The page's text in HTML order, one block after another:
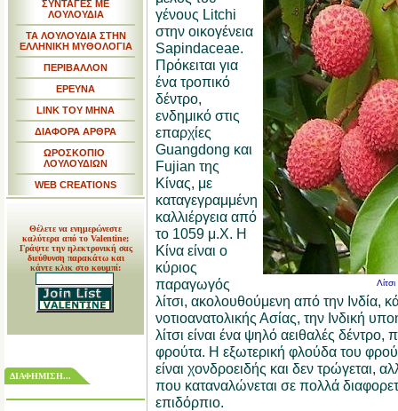
ΣΥΝΤΑΓΕΣ ΜΕ
ΛΟΥΛΟΥΔΙΑ
ΤΑ ΛΟΥΛΟΥΔΙΑ ΣΤΗΝ
ΕΛΛΗΝΙΚΗ ΜΥΘΟΛΟΓΙΑ
ΠΕΡΙΒΑΛΛΟΝ
ΕΡΕΥΝΑ
LINK TOY MHNA
ΔΙΑΦΟΡΑ ΑΡΘΡΑ
ΩΡΟΣΚΟΠΙΟ
ΛΟΥΛΟΥΔΙΩΝ
WEB CREATIONS
Θέλετε να ενημερώνεστε
καλύτερα από το Valentine;
Γράψτε την ηλεκτρονική σας
διεύθυνση παρακάτω και
κάντε κλικ στο κουμπί:
ΔΙΑΦΗΜΙΣΗ...
γένους Litchi
στην οικογένεια
Sapindaceae.
Πρόκειται για
ένα τροπικό
δέντρο,
ενδημικό στις
επαρχίες
Guangdong και
Fujian της
Κίνας, με
καταγεγραμμένη
καλλιέργεια από
το 1059 μ.Χ. Η
Κίνα είναι ο
κύριος
παραγωγός
λίτσι, ακολουθούμενη από την Ινδία,
νοτιοανατολικής Ασίας, την Ινδική
λίτσι είναι ένα ψηλό αειθαλές
φρούτα. Η εξωτερική φλούδα του
είναι χονδροειδής και δεν τρώγεται,
που καταναλώνεται σε πολλά
επιδόρπιο.